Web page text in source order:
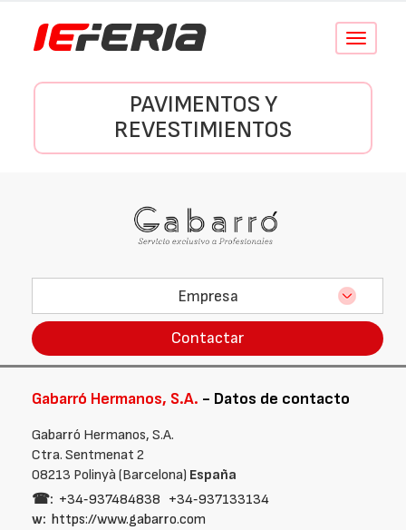
Conmutar
PAVIMENTOS Y
REVESTIMIENTOS
Empresa
Contactar
Gabarró Hermanos, S.A. - Datos de contacto
Gabarró Hermanos, S.A.
Ctra. Sentmenat 2
08213 Polinyà (Barcelona) España
☎: +34‑937484838 +34‑937133134
w: https://www.gabarro.com